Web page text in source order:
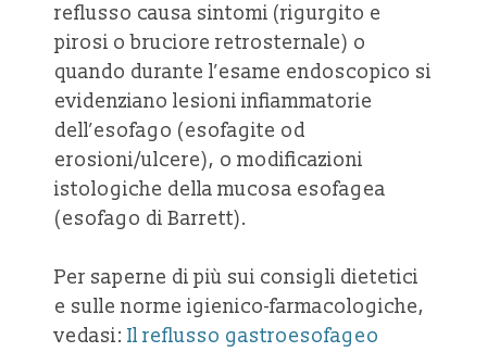
reflusso causa sintomi (rigurgito e
pirosi o bruciore retrosternale) o
quando durante l’esame endoscopico si
evidenziano lesioni infiammatorie
dell’esofago (esofagite od
erosioni/ulcere), o modificazioni
istologiche della mucosa esofagea
(esofago di Barrett).
Per saperne di più sui consigli dietetici
e sulle norme igienico-farmacologiche,
vedasi: Il reflusso gastroesofageo